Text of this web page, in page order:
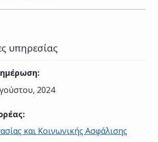
υπηρεσίας
:
2024
:
και Κοινωνικής Ασφάλισης